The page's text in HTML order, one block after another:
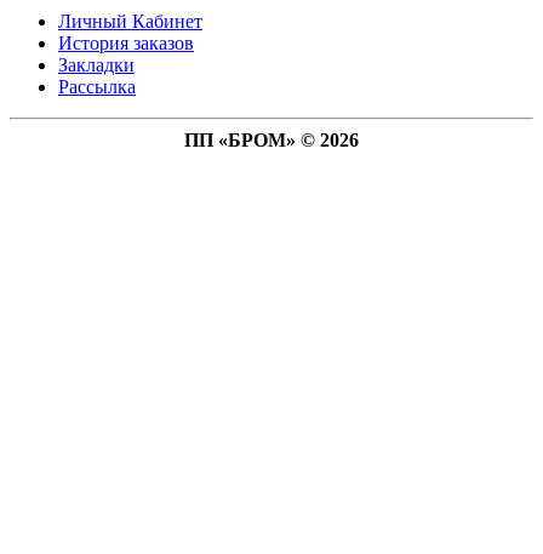
Личный Кабинет
История заказов
Закладки
Рассылка
ПП «БРОМ» © 2026